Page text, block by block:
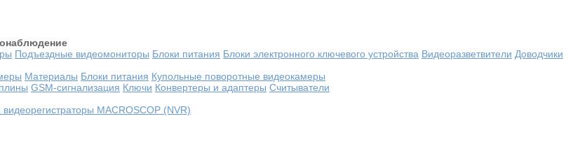
Подъездные видеомониторы Блоки питания Блоки электронного ключевого устройства Видеоразветвители Доводчики
Материалы Блоки питания Купольные поворотные видеокамеры
GSM-сигнализация Ключи Конвертеры и адаптеры Считыватели
MACROSCOP (NVR)